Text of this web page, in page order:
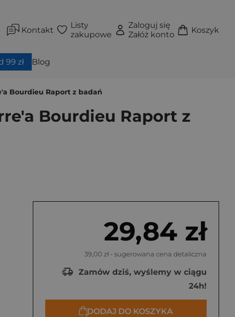
Kontakt
Listy
zakupowe
Zaloguj się
Załóż konto
Koszyk
99 zł Blog
Bourdieu Raport z badań
Bourdieu Raport z
29,84 zł
39,00 zł - sugerowana cena detaliczna
Zamów dziś, wyślemy w ciągu
24h!
DODAJ DO KOSZYKA